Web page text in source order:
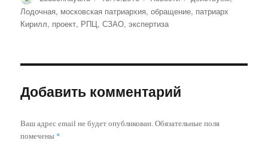
Лодочная, московская патриархия,обращение, патриарх
Кирилл, проект, РПЦ,СЗАО,экспертиза
Добавить комментарий
Ваш адрес email не будет опубликован.Обязательные поля
помечены *